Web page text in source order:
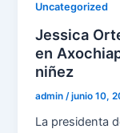
Uncategorized
Jessica
en
niñez
admin /junio 10,
La presidenta